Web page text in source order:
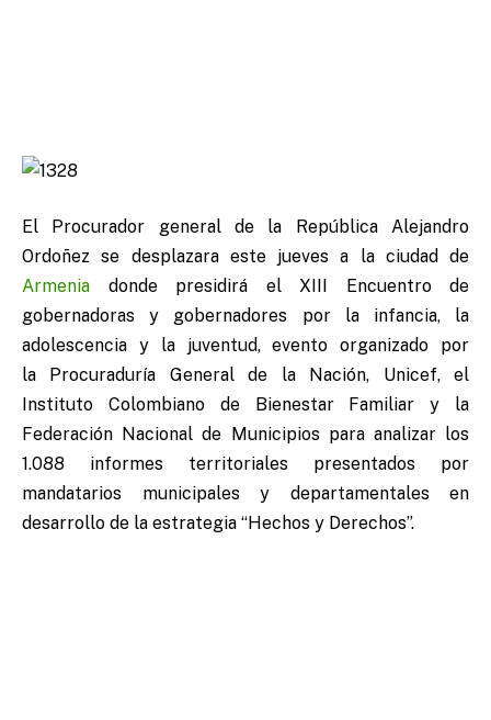
El Procurador general de la República Alejandro
Ordoñez se desplazara este jueves a la ciudad de
Armenia donde presidirá el XIII Encuentro de
gobernadoras y gobernadores por la infancia, la
adolescencia y la juventud, evento organizado por
la Procuraduría General de la Nación, Unicef, el
Instituto Colombiano de Bienestar Familiar y la
Federación Nacional de Municipios para analizar los
1.088 informes territoriales presentados por
mandatarios municipales y departamentales en
desarrollo de la estrategia “Hechos y Derechos”.